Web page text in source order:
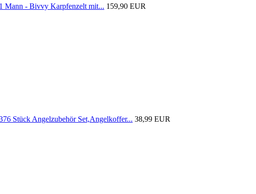
Mann - Bivvy Karpfenzelt mit... 159,90 EUR
Stück Angelzubehör Set,Angelkoffer... 38,99 EUR